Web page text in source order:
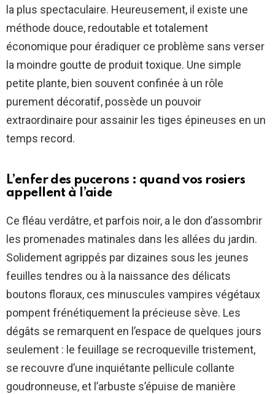
la plus spectaculaire. Heureusement, il existe une
méthode douce, redoutable et totalement
économique pour éradiquer ce problème sans verser
la moindre goutte de produit toxique. Une simple
petite plante, bien souvent confinée à un rôle
purement décoratif, possède un pouvoir
extraordinaire pour assainir les tiges épineuses en un
temps record.
L’enfer des pucerons : quand vos rosiers
appellent à l’aide
Ce fléau verdâtre, et parfois noir, a le don d’assombrir
les promenades matinales dans les allées du jardin.
Solidement agrippés par dizaines sous les jeunes
feuilles tendres ou à la naissance des délicats
boutons floraux, ces minuscules vampires végétaux
pompent frénétiquement la précieuse sève. Les
dégâts se remarquent en l’espace de quelques jours
seulement : le feuillage se recroqueville tristement,
se recouvre d’une inquiétante pellicule collante
goudronneuse, et l’arbuste s’épuise de manière